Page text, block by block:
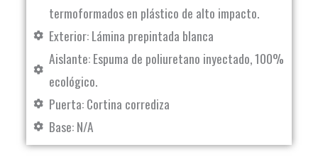
termoformados en plástico de alto impacto.
Exterior: Lámina prepintada blanca
Aislante: Espuma de poliuretano inyectado, 100%
ecológico.
Puerta: Cortina corrediza
Base: N/A